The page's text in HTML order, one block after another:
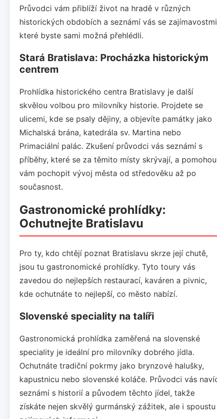
Průvodci vám přiblíží život na hradě v různých
historických obdobích a seznámí vás se
které byste sami možná přehlédli.
Stará Bratislava: Procházka historickým
centrem
Prohlídka historického centra Bratislavy je další
skvělou volbou pro milovníky historie. Projdete se
ulicemi, kde se psaly dějiny, a objevíte památky jako
Michalská brána, katedrála sv. Martina nebo
Primaciální palác. Zkušení průvodci vás seznámí s
příběhy, které se za těmito místy skrývají, a pomohou
vám pochopit vývoj města od středověku až po
současnost.
Gastronomické prohlídky:
Ochutnejte Bratislavu
Pro ty, kdo chtějí poznat Bratislavu skrze její chutě,
jsou tu gastronomické prohlídky. Tyto toury vás
zavedou do nejlepších restaurací, kaváren a pivnic,
kde ochutnáte to nejlepší, co město nabízí.
Slovenské speciality na talíři
Gastronomická prohlídka zaměřená na slovenské
speciality je ideální pro milovníky dobrého jídla.
Ochutnáte tradiční pokrmy jako brynzové halušky,
kapustnicu nebo slovenské koláče. Průvodci vás
seznámí s historií a původem těchto jídel, takže
získáte nejen skvělý gurmánský zážitek, ale i spoustu